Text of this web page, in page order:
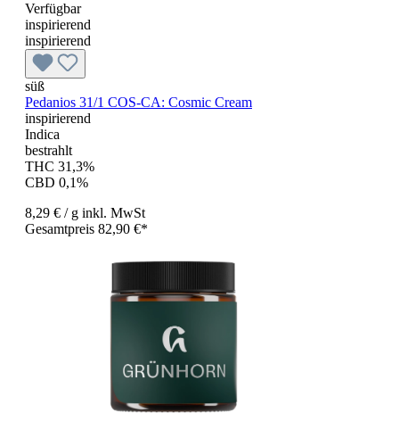
Verfügbar
inspirierend
inspirierend
süß
Pedanios 31/1 COS-CA: Cosmic Cream
inspirierend
Indica
bestrahlt
THC 31,3%
CBD 0,1%
8,29 € / g inkl. MwSt
Gesamtpreis 82,90 €*